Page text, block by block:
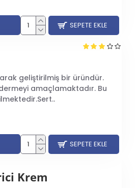
veya baş ağrısı gibi yan
kremleri kullanmamaları
olup olmadığını
önem taşır. Herhangi bir
SEPETE EKLE
geliştirilmiş bir üründür.
amaçlamaktadır. Bu
SEPETE EKLE
Krem